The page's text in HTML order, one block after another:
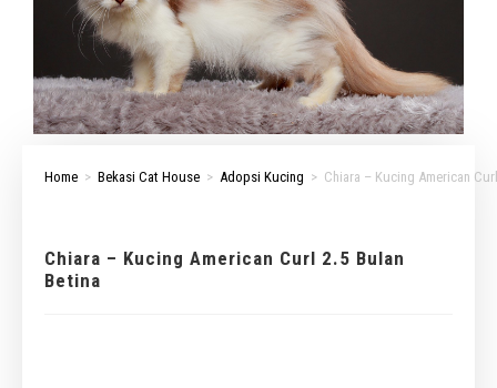
Home > Bekasi Cat House > Adopsi Kucing > Chiara – Kucing American
Chiara – Kucing American Curl 2.5 Bulan
Betina